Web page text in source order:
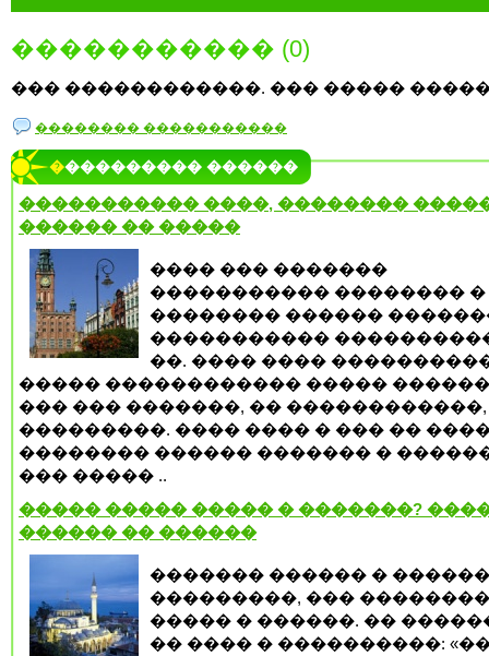
����������� (0)
��� ������������. ��� �����
�������� �����������
���������� ������
����������� ����, ��������
������ �� �����
���� ��� �������
����������� �������� �
�������� ������
�����������
��. ���� ����
����� ������������ �����
��� ��� �������, �� ������������,
���������. ���� ���� � ��� ��
�������� ������ ������� �
��� ����� ..
����� ����� ����� � �������?
������ �� ������
������� ������ � ������
���������, ���
����� � ������. ��
�� ���� � ����������: